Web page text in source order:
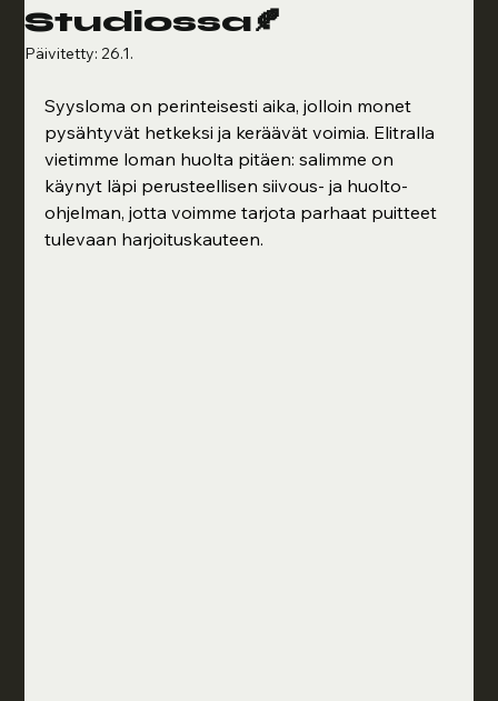
Studiossa🍂
Päivitetty:26.1.
Syysloma on perinteisesti aika, jolloin monet
pysähtyvät hetkeksi ja keräävät voimia. Elitralla
vietimme loman huolta pitäen: salimme on
käynyt läpi perusteellisen siivous- ja huolto-
ohjelman, jotta voimme tarjota parhaat puitteet
tulevaan harjoituskauteen.